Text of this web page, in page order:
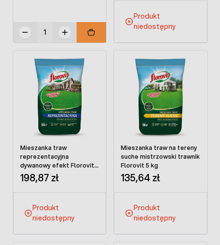
Produkt
niedostępny
Mieszanka traw
reprezentacyjna
dywanowy efekt Florovit 5
kg
198,87 zł
Produkt
niedostępny
Mieszanka traw na tereny
suche mistrzowski trawnik
Florovit 5 kg
135,64 zł
Produkt
niedostępny